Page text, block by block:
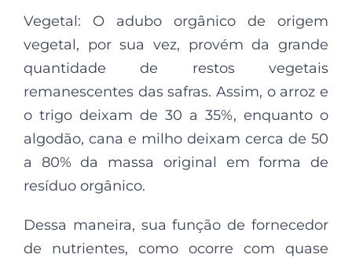
Vegetal: O adubo orgânico de origem
vegetal, por sua vez, provém da grande
quantidade de restos vegetais
remanescentes das safras. Assim, o arroz e
o trigo deixam de 30 a 35%, enquanto o
algodão, cana e milho deixam cerca de 50
a 80% da massa original em forma de
resíduo orgânico.
Dessa maneira, sua função de fornecedor
de nutrientes, como ocorre com quase